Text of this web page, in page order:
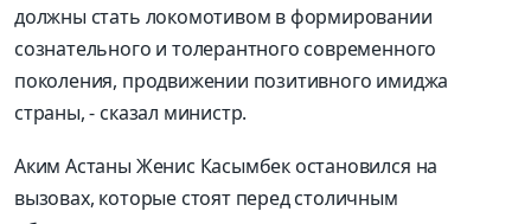
должны стать локомотивом в формировании
сознательного и толерантного современного
поколения, продвижении позитивного имиджа
страны, - сказал министр.
Аким Астаны Женис Касымбек остановился на
вызовах, которые стоят перед столичным